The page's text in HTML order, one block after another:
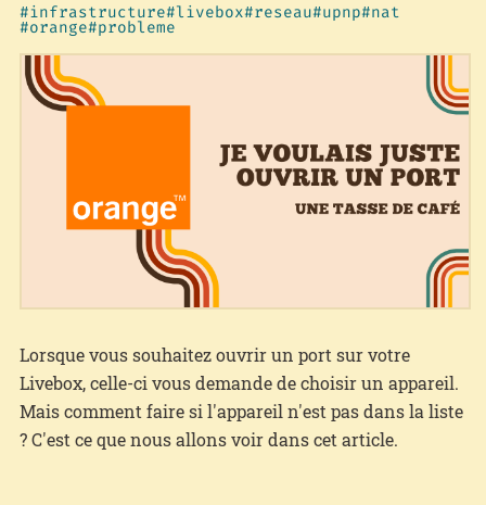
infrastructure livebox reseau upnp nat
orange probleme
Lorsque vous souhaitez ouvrir un port sur votre
Livebox, celle-ci vous demande de choisir un appareil.
Mais comment faire si l'appareil n'est pas dans la liste
? C'est ce que nous allons voir dans cet article.